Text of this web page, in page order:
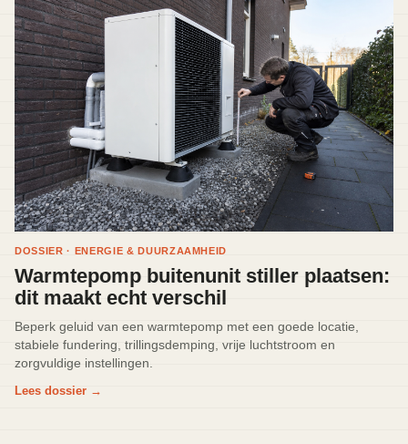
DOSSIER · ENERGIE & DUURZAAMHEID
Warmtepomp buitenunit stiller plaatsen:
dit maakt echt verschil
Beperk geluid van een warmtepomp met een goede locatie,
stabiele fundering, trillingsdemping, vrije luchtstroom en
zorgvuldige instellingen.
Lees dossier →